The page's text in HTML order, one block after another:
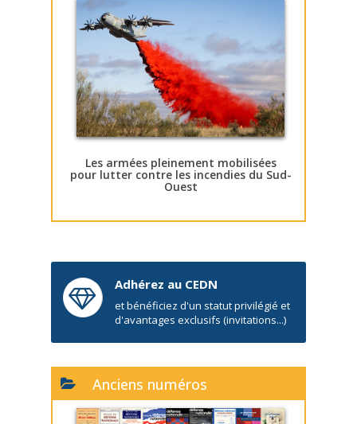
Les armées pleinement mobilisées
pour lutter contre les incendies du Sud-
Ouest
Adhérez au CEDN
et bénéficiez d'un statut privilégié et
d'avantages exclusifs (invitations...)
Anciens numéros